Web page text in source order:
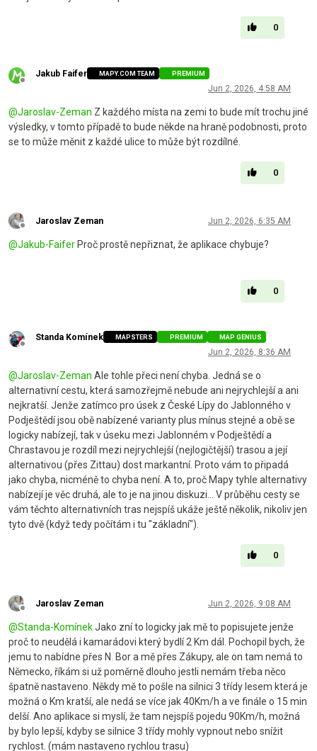
0
Offline
Jakub Faifer MAPY.COM TEAM PREMIUM
Jun 2, 2026, 4:58 AM
@Jaroslav-Zeman Z každého místa na zemi to bude mít trochu jiné
výsledky, v tomto případě to bude někde na hraně podobnosti, proto
se to může měnit z každé ulice to může být rozdílné.
0
Offline
Jaroslav Zeman Jun 2, 2026, 6:35 AM
@Jakub-Faifer Proč prostě nepřiznat, že aplikace chybuje?
0
Offline
Standa Komínek MAPSTERS PREMIUM MAP GENIUS
Jun 2, 2026, 8:36 AM
@Jaroslav-Zeman Ale tohle přeci není chyba. Jedná se o
alternativní cestu, která samozřejmě nebude ani nejrychlejší a ani
nejkratší. Jenže zatímco pro úsek z České Lípy do Jablonného v
Podještědí jsou obě nabízené varianty plus mínus stejné a obě se
logicky nabízejí, tak v úseku mezi Jablonném v Podještědí a
Chrastavou je rozdíl mezi nejrychlejší (nejlogičtější) trasou a její
alternativou (přes Zittau) dost markantní. Proto vám to připadá
jako chyba, nicméně to chyba není. A to, proč Mapy tyhle alternativy
nabízejí je věc druhá, ale to je na jinou diskuzi... V průběhu cesty se
vám těchto alternativních tras nejspíš ukáže ještě několik, nikoliv jen
tyto dvě (když tedy počítám i tu "základní").
0
Offline
Jaroslav Zeman Jun 2, 2026, 9:08 AM
@Standa-KomínekJako zní to logicky jak mě to popisujete jenže
proč to neudělá i kamarádovi který bydlí 2 Km dál. Pochopil bych, že
jemu to nabídne přes N. Bor a mě přes Zákupy, ale on tam nemá to
Německo, říkám si už poměrně dlouho jestli nemám třeba něco
špatně nastaveno. Někdy mě to pošle na silnici 3 třídy lesem která je
možná o Km kratší, ale nedá se více jak 40Km/h a ve finále o 15 min
delší. Ano aplikace si myslí, že tam nejspíš pojedu 90Km/h, možná
by bylo lepší, kdyby se silnice 3 třídy mohly vypnout nebo snížit
rychlost. (mám nastaveno rychlou trasu)